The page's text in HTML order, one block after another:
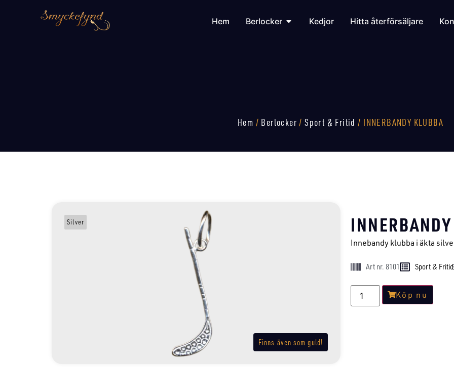
Hem Berlocker Kedjor Hitta återförsäljare
Hem / Berlocker /Sport & Fritid / INNERBANDY KLUBBA
Finns även som guld!
Silver
Innebandy klubba i äkta
Art nr. 8101 Sport & Fritid
Köp nu